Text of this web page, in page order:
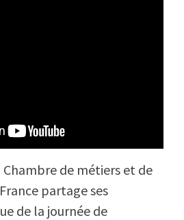
de métiers et de
partage ses
de la journée de